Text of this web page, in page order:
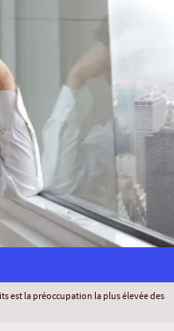
est la préoccupation la plus élevée des